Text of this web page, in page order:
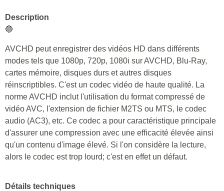
Description
🔵
AVCHD peut enregistrer des vidéos HD dans différents
modes tels que 1080p, 720p, 1080i sur AVCHD, Blu-Ray,
cartes mémoire, disques durs et autres disques
réinscriptibles. C'est un codec vidéo de haute qualité. La
norme AVCHD inclut l'utilisation du format compressé de
vidéo AVC, l'extension de fichier M2TS ou MTS, le codec
audio (AC3), etc. Ce codec a pour caractéristique principale
d'assurer une compression avec une efficacité élevée ainsi
qu'un contenu d'image élevé. Si l'on considère la lecture,
alors le codec est trop lourd; c'est en effet un défaut.
Détails techniques